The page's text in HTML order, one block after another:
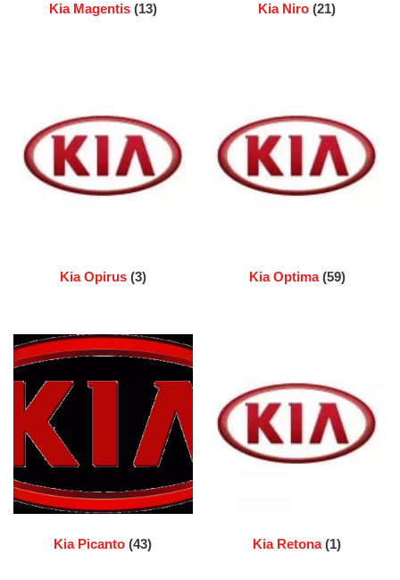
Kia Magentis (13) Kia Niro(21)
Kia Opirus (3) Kia Optima(59)
Kia Picanto(43) Kia Retona(1)